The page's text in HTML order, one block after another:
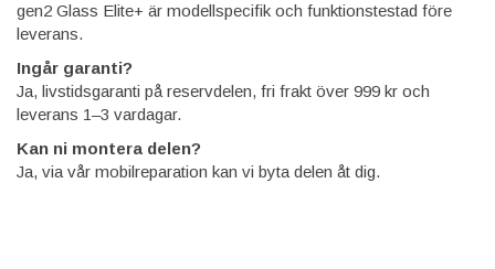
gen2 Glass Elite+ är modellspecifik och funktionstestad före
leverans.
Ingår garanti?
Ja, livstidsgaranti på reservdelen, fri frakt över 999 kr och
leverans 1–3 vardagar.
Kan ni montera delen?
Ja, via vår mobilreparation kan vi byta delen åt dig.